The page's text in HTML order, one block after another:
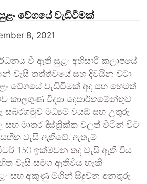
වේගයේ වැඩිවීමක්
8, 2021
වී ඇති සුළං අභිසාරී කලාපයේ
වැසි තත්ත්වයේ සහ දිවයින වටා
වේගයේ වැඩිවීමක් අද සහ හෙටත්
කාලගුණ විද්‍යා දෙපාර්තමේන්තුව
සබරගමුව මධ්‍යම වයඹ සහ උතුරු
සහ මාතර දිස්ත්‍රික්ක වලත් විටින් විට
වැසි ඇතිවේ. ඇතැම්
150 ඉක්මවන තද වැසි ඇති විය
වැසි සමග ඇතිවිය හැකි
සහ අකුණු මගින් සිදුවන අනතුරු